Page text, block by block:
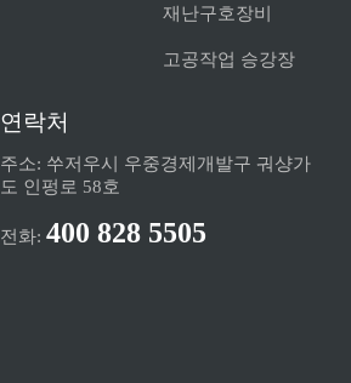
재난구호장비
고공작업 승강장
연락처
주소: 쑤저우시 우중경제개발구 궈샹가
도 인펑로 58호
전화:400 828 5505